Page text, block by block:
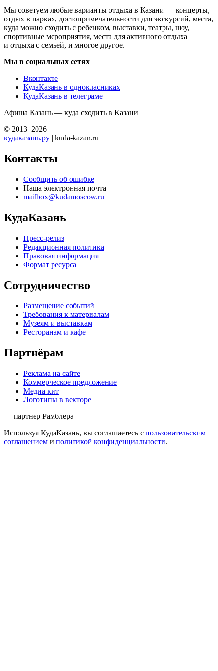
Мы советуем любые варианты отдыха в Казани — концерты,
отдых в парках, достопримечательности для экскурсий, места,
куда можно сходить с ребенком, выставки, театры, шоу,
спортивные мероприятия, места для активного отдыха
и отдыха с семьей, и многое другое.
Мы в социальных сетях
Вконтакте
КудаКазань в однокласниках
КудаКазань в телеграме
Афиша Казань — куда сходить в Казани
© 2013–2026
кудаказань.ру | kuda-kazan.ru
Контакты
Сообщить об ошибке
Наша электронная почта
mailbox@kudamoscow.ru
КудаКазань
Пресс-релиз
Редакционная политика
Правовая информация
Формат ресурса
Сотрудничество
Размещение событий
Требования к материалам
Музеям и выставкам
Ресторанам и кафе
Партнёрам
Реклама на сайте
Коммерческое предложение
Медиа кит
Логотипы в векторе
— партнер Рамблера
Используя КудаКазань, вы соглашаетесь с пользовательским
соглашением и политикой конфиденциальности.